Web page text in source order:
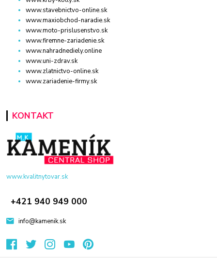
www.stavebnictvo-online.sk
www.maxiobchod-naradie.sk
www.moto-prislusenstvo.sk
www.firemne-zariadenie.sk
www.nahradnediely.online
www.uni-zdrav.sk
www.zlatnictvo-online.sk
www.zariadenie-firmy.sk
KONTAKT
www.kvalitnytovar.sk
+421 940 949 000
info@kamenik.sk